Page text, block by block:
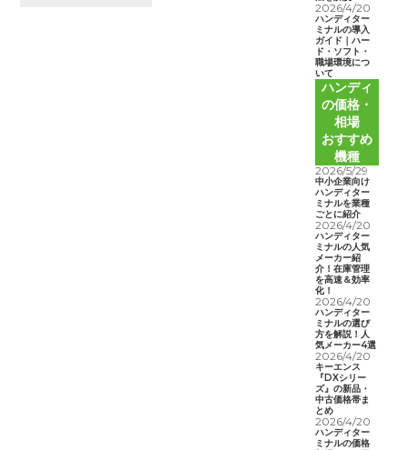
2026/4/20
ハンディター
ミナルの導入
ガイド｜ハー
ド・ソフト・
職場環境につ
いて
ハンディ
の価格・
相場
おすすめ
機種
2026/5/29
中小企業向け
ハンディター
ミナルを業種
ごとに紹介
2026/4/20
ハンディター
ミナルの人気
メーカー紹
介！在庫管理
を高速＆効率
化！
2026/4/20
ハンディター
ミナルの選び
方を解説！人
気メーカー4選
2026/4/20
キーエンス
『DXシリー
ズ』の新品・
中古価格帯ま
とめ
2026/4/20
ハンディター
ミナルの価格